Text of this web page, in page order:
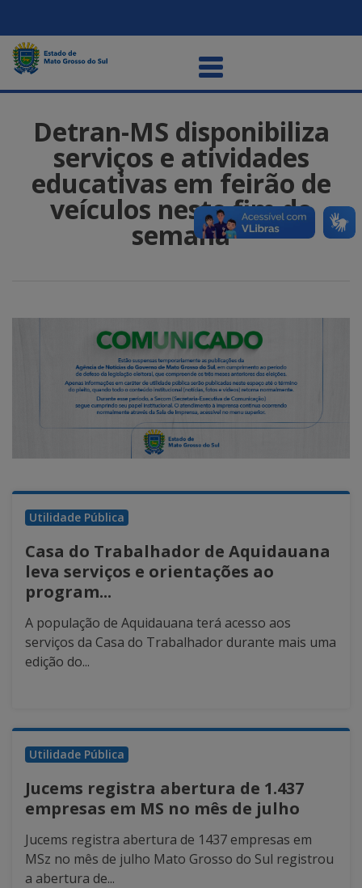
Detran-MS disponibiliza
serviços e atividades
educativas em feirão de
veículos neste fim de
semana
Utilidade Pública
Casa do Trabalhador de Aquidauana
leva serviços e orientações ao
program...
A população de Aquidauana terá acesso aos
serviços da Casa do Trabalhador durante mais uma
edição do...
Utilidade Pública
Jucems registra abertura de 1.437
empresas em MS no mês de julho
Jucems registra abertura de 1437 empresas em
MSz no mês de julho Mato Grosso do Sul registrou
a abertura de...